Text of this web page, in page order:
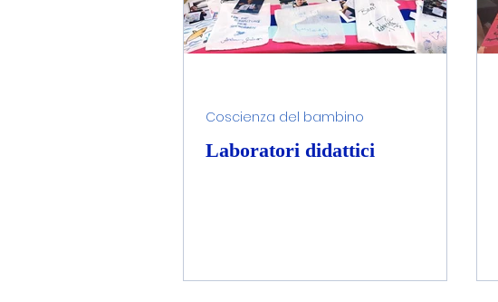
Laboratori didattici
Coscienza del bambino